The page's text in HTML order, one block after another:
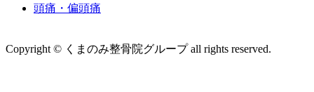
頭痛・偏頭痛
Copyright © くまのみ整骨院グループ all rights reserved.